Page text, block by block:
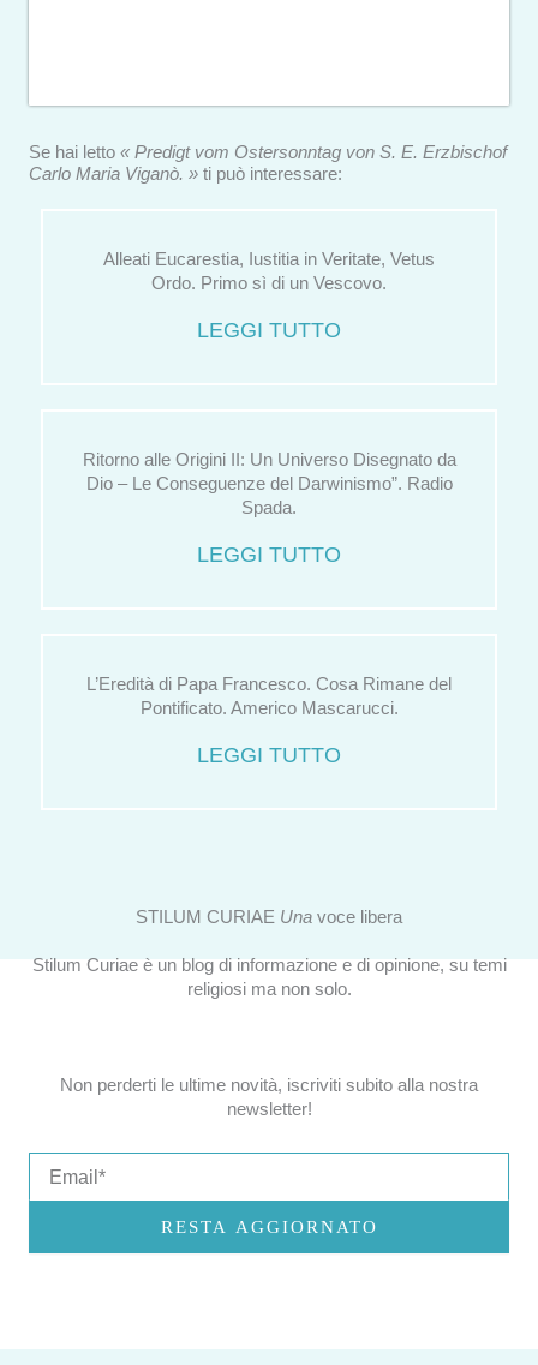
Se hai letto « Predigt vom Ostersonntag von S. E. Erzbischof
Carlo Maria Viganò. » ti può interessare:
Alleati Eucarestia, Iustitia in Veritate, Vetus
Ordo. Primo sì di un Vescovo.
LEGGI TUTTO
Ritorno alle Origini II: Un Universo Disegnato da
Dio – Le Conseguenze del Darwinismo”. Radio
Spada.
LEGGI TUTTO
L’Eredità di Papa Francesco. Cosa Rimane del
Pontificato. Americo Mascarucci.
LEGGI TUTTO
STILUM CURIAE Una voce libera
Stilum Curiae è un blog di informazione e di opinione, su temi
religiosi ma non solo.
Non perderti le ultime novità, iscriviti subito alla nostra
newsletter!
RESTA AGGIORNATO